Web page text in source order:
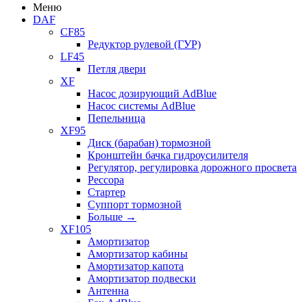
Меню
DAF
CF85
Редуктор рулевой (ГУР)
LF45
Петля двери
XF
Насос дозирующий AdBlue
Насос системы AdBlue
Пепельница
XF95
Диск (барабан) тормозной
Кронштейн бачка гидроусилителя
Регулятор, регулировка дорожного просвета
Рессора
Стартер
Суппорт тормозной
Больше →
XF105
Амортизатор
Амортизатор кабины
Амортизатор капота
Амортизатор подвески
Антенна